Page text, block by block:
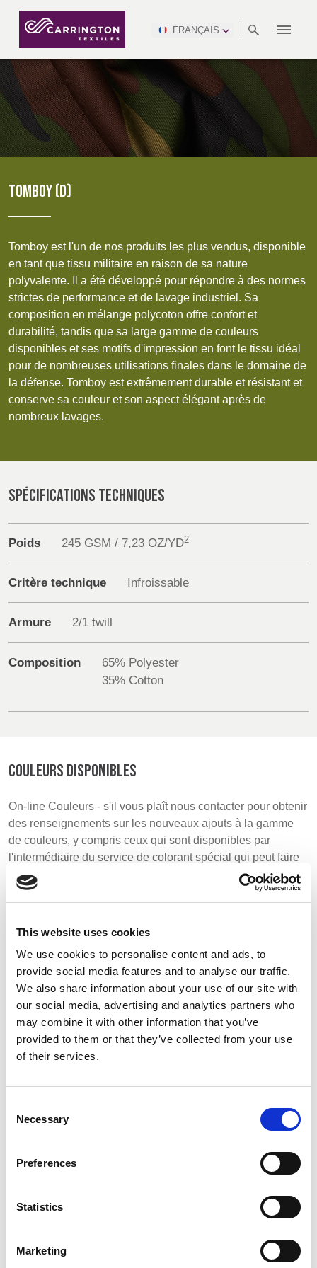
This website uses cookies
We use cookies to personalise content and ads, to
provide social media features and to analyse our traffic.
We also share information about your use of our site with
our social media, advertising and analytics partners who
may combine it with other information that you’ve
provided to them or that they’ve collected from your use
of their services.
Selection
Necessary
Preferences
Statistics
Marketing
Discover
Products
Sustainability
Recherche Avancée
Connexion
S'inscrire
FRANÇAIS
À
PROPOS
PRODUCTION
PINCROFT
ALLTEX
CTI
MGC
TEAMS
CARRIÈRES
CERTIFICATIONS
RANGÉES
VÊTEMENTS
PROFESSIONNELS
RETARDATEUR DE
FLAMMES
WATERPROOF
FINITIONS
INDUSTRIE
SOINS DE SANTÉ
FABRICATION
HÔTELLERIE ET
RESPECT DES
NORMES
ENVIRONNEMENT
RAPPORT SUR LE
DÉVELOPPEMENT
NEWSROOM VIDÉOS
TÉLÉCHARGEMENTS
NSC
SAFETY
CONGRESS
& EXPO
INTERSEC
TAC (1)
TECHTEXTIL
(1)
NAUMD
2026
FUTURE
FORCES
NAUMD 2026 (1)
FUTURE FORCES
(1)
AFRICA &
MIDDLE
EAST
AMERICA
SOUTH
AMERICA
ASIA
AUSTRALIA &
MONTENEGRO &
MACEDONIA
CZECH REP,
POLAND &
SLOVAKIA
ESTONIA,
LITHUANIA &
LATVIA
FINLANDE
FRANCE, ITALY,
MOROCCO,
AUSTRIA &
HUNGARY,
ROMANIA
NORWAY &
UK, NORTHERN
OF IRELAND
TOMBOY (D)
Tomboy est l'un de nos produits les plus vendus, disponible
en tant que tissu militaire en raison de sa nature
polyvalente. Il a été développé pour répondre à des normes
strictes de performance et de lavage industriel. Sa
composition en mélange polycoton offre confort et
durabilité, tandis que sa large gamme de couleurs
disponibles et ses motifs d'impression en font le tissu idéal
pour de nombreuses utilisations finales dans le domaine de
la défense. Tomboy est extrêmement durable et résistant et
conserve sa couleur et son aspect élégant après de
nombreux lavages.
SPÉCIFICATIONS TECHNIQUES
Poids 245 GSM / 7,23 OZ/YD2
Critère technique Infroissable
Armure 2/1 twill
Composition
65% Polyester
35% Cotton
COULEURS DISPONIBLES
On-line Couleurs - s'il vous plaît nous contacter pour obtenir
des renseignements sur les nouveaux ajouts à la gamme
de couleurs, y compris ceux qui sont disponibles par
l'intermédiaire du service de colorant spécial qui peut faire
l'objet d'ordonnances de meterage minimales
Motifs
Abu